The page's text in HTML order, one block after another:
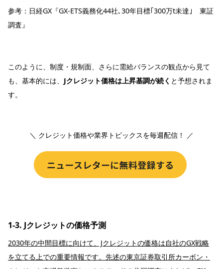
参考： 日経GX『GX-ETS義務化44社､30年目標｢300万t未達｣ 東証
調査』
このように、制度・規制面、さらに需給バランスの観点から見て
も、基本的には、 Jクレジット価格は上昇基調が続く と予想されま
す。
＼ クレジット価格や業界トピックスを毎週配信！ ／
1-3. Jクレジットの価格予測
2030年の中間目標に向けて、Jクレジットの価格は自社のGX戦略
を立てる上での重要情報です。先述の東京証券取引所カーボン・